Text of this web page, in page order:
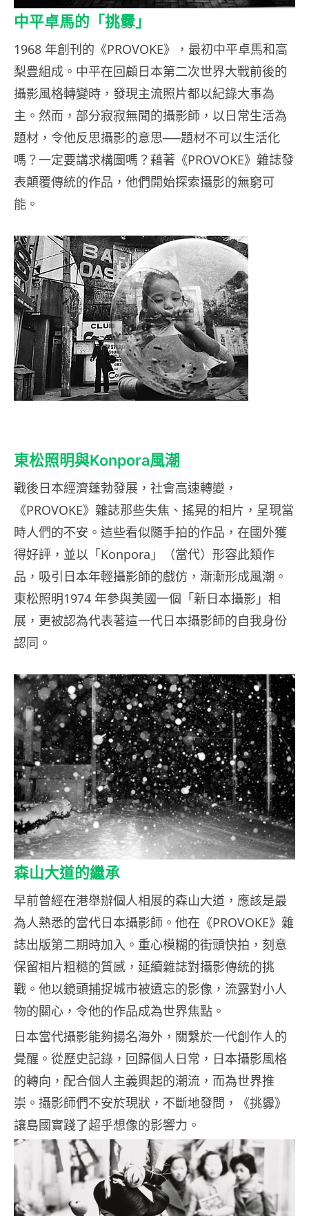
中平卓馬的「挑釁」
1968 年創刊的《PROVOKE》，最初中平卓馬和高
梨豊組成。中平在回顧日本第二次世界大戰前後的
攝影風格轉變時，發現主流照片都以紀錄大事為
主。然而，部分寂寂無聞的攝影師，以日常生活為
題材，令他反思攝影的意思──題材不可以生活化
嗎？一定要講求構圖嗎？藉著《PROVOKE》雜誌發
表顛覆傳統的作品，他們開始探索攝影的無窮可
能。
東松照明與Konpora風潮
戰後日本經濟蓬勃發展，社會高速轉變，
《PROVOKE》雜誌那些失焦、搖晃的相片，呈現當
時人們的不安。這些看似隨手拍的作品，在國外獲
得好評，並以「Konpora」（當代）形容此類作
品，吸引日本年輕攝影師的戲仿，漸漸形成風潮。
東松照明1974 年參與美國一個「新日本攝影」相
展，更被認為代表著這一代日本攝影師的自我身份
認同。
森山大道的繼承
早前曾經在港舉辦個人相展的森山大道，應該是最
為人熟悉的當代日本攝影師。他在《PROVOKE》雜
誌出版第二期時加入。重心模糊的街頭快拍，刻意
保留相片粗糙的質感，延續雜誌對攝影傳統的挑
戰。他以鏡頭捕捉城市被遺忘的影像，流露對小人
物的關心，令他的作品成為世界焦點。
日本當代攝影能夠揚名海外，關繫於一代創作人的
覺醒。從歷史記錄，回歸個人日常，日本攝影風格
的轉向，配合個人主義興起的潮流，而為世界推
崇。攝影師們不安於現狀，不斷地發問，《挑釁》
讓島國實踐了超乎想像的影響力。